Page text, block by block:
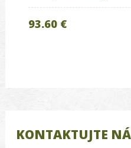
93.60 €
KONTAKTUJTE